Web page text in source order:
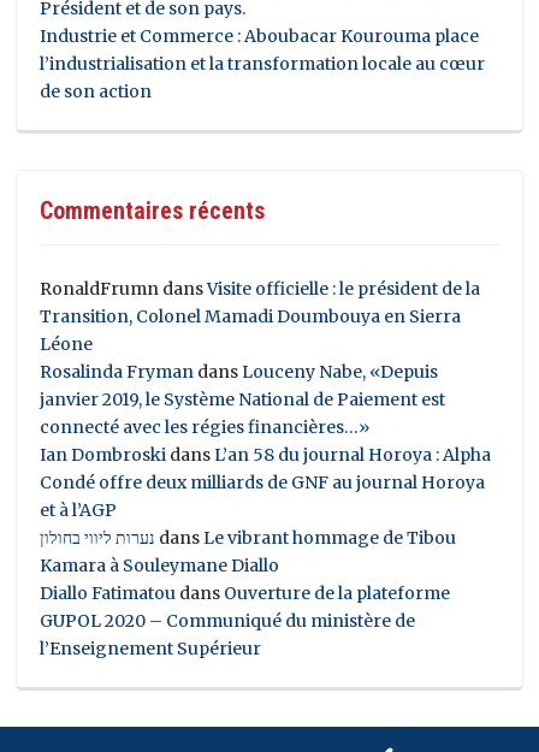
Président et de son pays.
Industrie et Commerce : Aboubacar Kourouma place
l’industrialisation et la transformation locale au cœur
de son action
Commentaires récents
RonaldFrumn dansVisite officielle : le président de la
Transition, Colonel Mamadi Doumbouya en Sierra
Léone
Rosalinda Fryman dansLouceny Nabe, «Depuis
janvier 2019, le Système National de Paiement est
connecté avec les régies financières…»
Ian Dombroski dansL’an 58 du journal Horoya : Alpha
Condé offre deux milliards de GNF au journal Horoya
et à l’AGP
נערות ליווי בחולון dansLe vibrant hommage de Tibou
Kamara à Souleymane Diallo
Diallo Fatimatou dans Ouverture de la plateforme
GUPOL 2020 – Communiqué du ministère de
l’Enseignement Supérieur